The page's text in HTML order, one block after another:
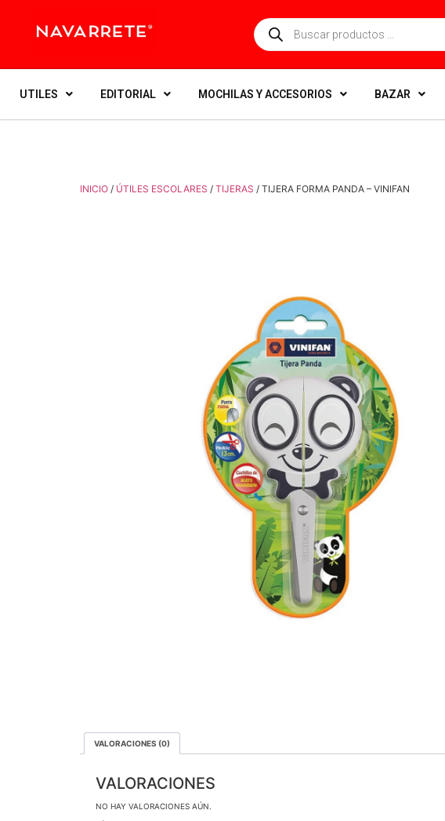
UTILES EDITORIAL MOCHILAS Y ACCESORIOS BAZAR
INICIO / ÚTILES ESCOLARES / TIJERAS / TIJERA FORMA PANDA – VINIFAN
VALORACIONES (0)
VALORACIONES
NO HAY VALORACIONES AÚN.